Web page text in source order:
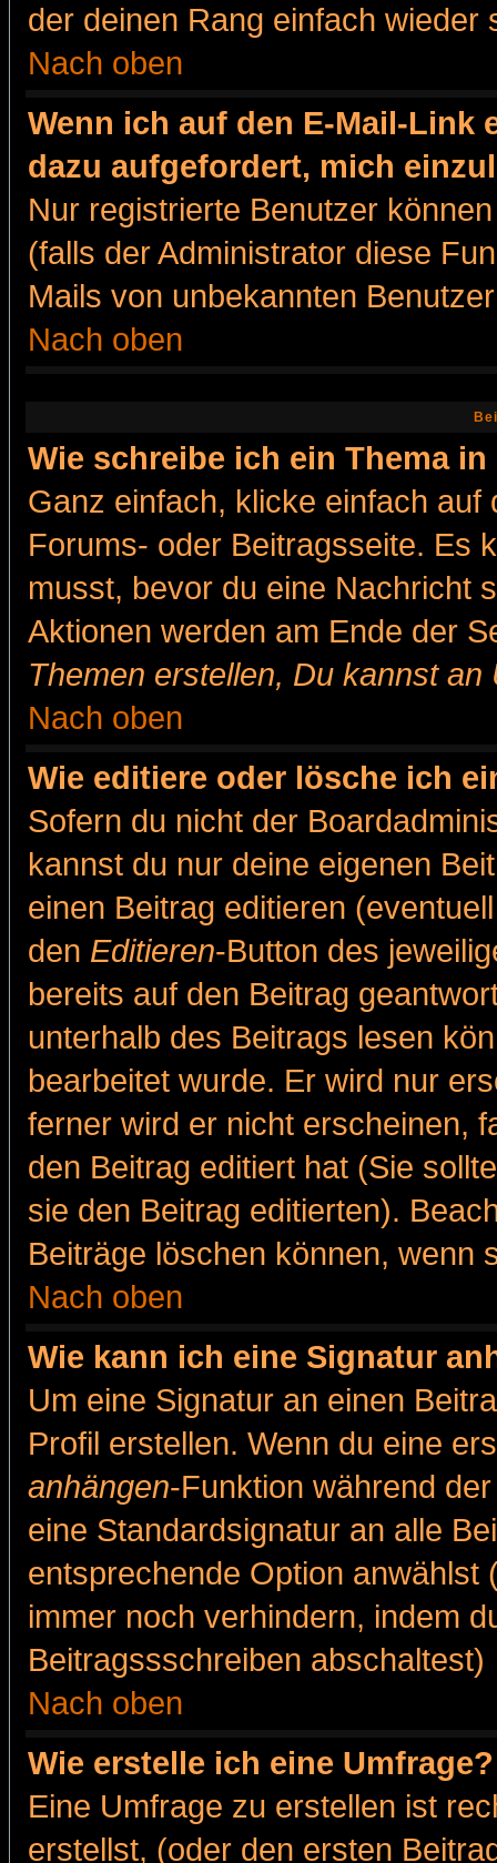
der deinen Rang einfach wieder
Nach oben
Wenn ich auf den E-Mail-Link
dazu aufgefordert, mich
Nur registrierte Benutzer
(falls der Administrator diese
Mails von unbekannten
Nach oben
Wie schreibe ich ein Thema
Ganz einfach, klicke einfach
Forums- oder Beitragsseite. Es
musst, bevor du eine Nachricht
Aktionen werden am Ende der
Themen erstellen, Du kannst
Nach oben
Wie editiere oder lösche ich
Sofern du nicht der
kannst du nur deine eigenen
einen Beitrag editieren
den Editieren-Button des
bereits auf den Beitrag
unterhalb des Beitrags lesen
bearbeitet wurde. Er wird nur
ferner wird er nicht erscheinen,
den Beitrag editiert hat (Sie
sie den Beitrag editierten).
Beiträge löschen können, wenn
Nach oben
Wie kann ich eine Signatur
Um eine Signatur an einen
Profil erstellen. Wenn du eine
anhängen-Funktion während
eine Standardsignatur an alle
entsprechende Option anwählst
immer noch verhindern, indem
Beitragssschreiben abschaltest)
Nach oben
Wie erstelle ich eine Umfrage?
Eine Umfrage zu erstellen ist
erstellst, (oder den ersten